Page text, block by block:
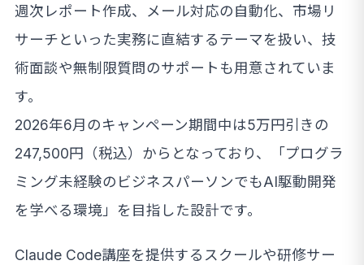
週次レポート作成、メール対応の自動化、市場リ
サーチといった実務に直結するテーマを扱い、技
術面談や無制限質問のサポートも用意されていま
す。
2026年6月のキャンペーン期間中は5万円引きの
247,500円（税込）からとなっており、「プログラ
ミング未経験のビジネスパーソンでもAI駆動開発
を学べる環境」を目指した設計です。
Claude Code講座を提供するスクールや研修サー